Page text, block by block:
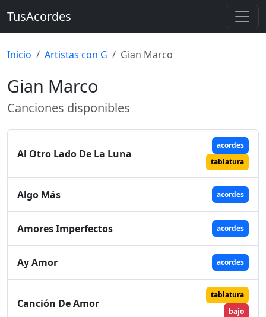
TusAcordes
Inicio Artistas con G Gian Marco
Gian Marco
Canciones disponibles
Al Otro Lado De La Luna
acordes
tablatura
Algo Más acordes
Amores Imperfectos acordes
Ay Amor acordes
Canción De Amor
tablatura
bajo